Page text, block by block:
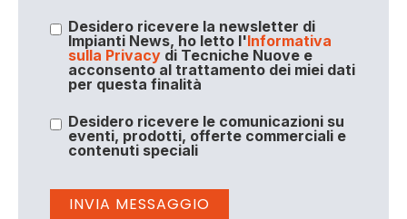
Desidero ricevere la newsletter di
Impianti News, ho letto l'Informativa
sulla Privacydi Tecniche Nuove e
acconsento al trattamento dei miei dati
per questa finalità
Desidero ricevere le comunicazioni su
eventi, prodotti, offerte commerciali e
contenuti speciali